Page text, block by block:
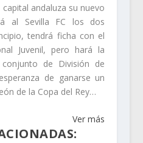
andaluza su nuevo
al Sevilla FC los dos
tendrá ficha con el
Juvenil, pero hará la
de División de
de ganarse un
de la Copa del Rey…
Ver más